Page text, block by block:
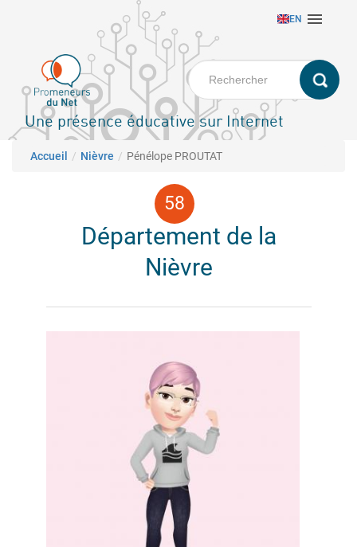
principal
EN 
Une présence éducative sur Internet
Fil d'Ariane
Accueil Nièvre Pénélope PROUTAT
Département de la
Nièvre